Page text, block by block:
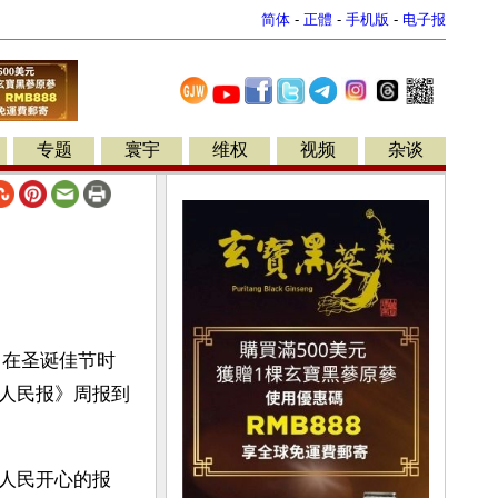
简体 - 正體 - 手机版 - 电子报
专题 寰宇 维权 视频 杂谈
圣诞佳节时
民报》周报到
民开心的报